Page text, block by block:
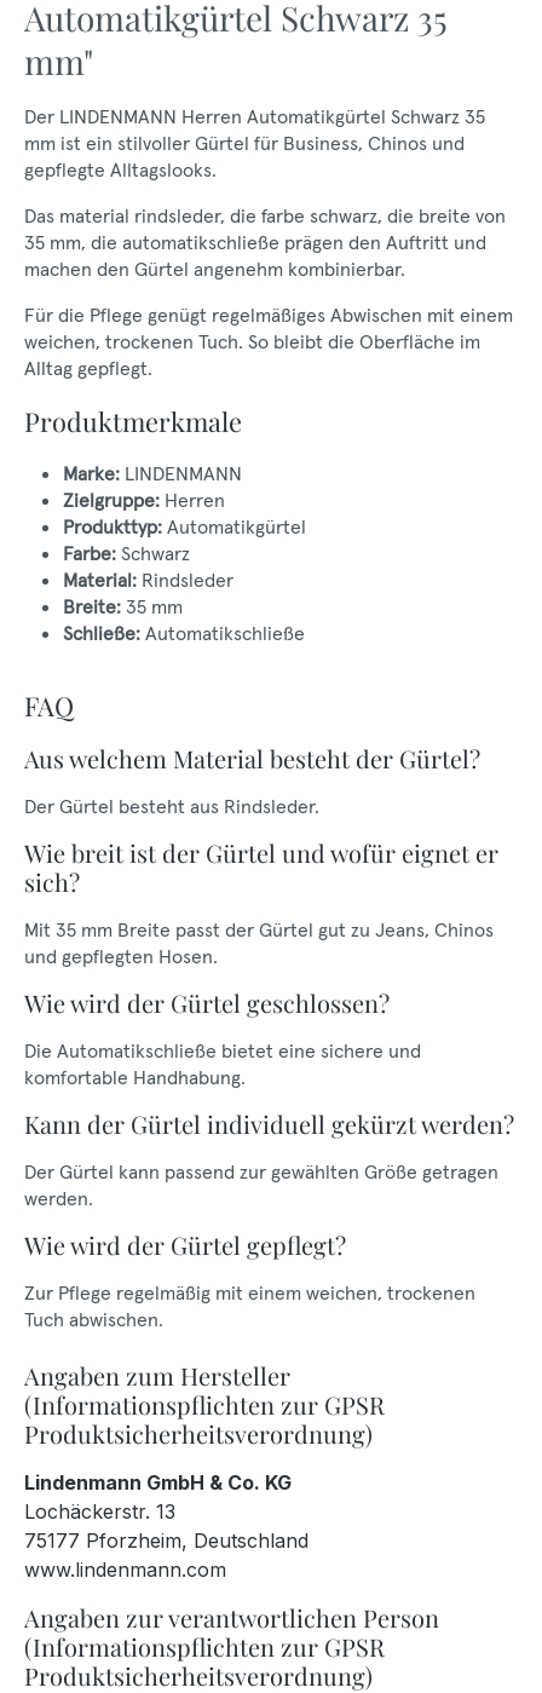
Automatikgürtel Schwarz 35
mm"
Der LINDENMANN Herren Automatikgürtel Schwarz 35
mm ist ein stilvoller Gürtel für Business, Chinos und
gepflegte Alltagslooks.
Das material rindsleder, die farbe schwarz, die breite von
35 mm, die automatikschließe prägen den Auftritt und
machen den Gürtel angenehm kombinierbar.
Für die Pflege genügt regelmäßiges Abwischen mit einem
weichen, trockenen Tuch. So bleibt die Oberfläche im
Alltag gepflegt.
Produktmerkmale
Marke: LINDENMANN
Zielgruppe: Herren
Produkttyp: Automatikgürtel
Farbe: Schwarz
Material: Rindsleder
Breite: 35 mm
Schließe: Automatikschließe
FAQ
Aus welchem Material besteht der Gürtel?
Der Gürtel besteht aus Rindsleder.
Wie breit ist der Gürtel und wofür eignet er
sich?
Mit 35 mm Breite passt der Gürtel gut zu Jeans, Chinos
und gepflegten Hosen.
Wie wird der Gürtel geschlossen?
Die Automatikschließe bietet eine sichere und
komfortable Handhabung.
Kann der Gürtel individuell gekürzt werden?
Der Gürtel kann passend zur gewählten Größe getragen
werden.
Wie wird der Gürtel gepflegt?
Zur Pflege regelmäßig mit einem weichen, trockenen
Tuch abwischen.
Angaben zum Hersteller
(Informationspflichten zur GPSR
Produktsicherheitsverordnung)
Lindenmann GmbH & Co. KG
Lochäckerstr. 13
75177 Pforzheim, Deutschland
www.lindenmann.com
Angaben zur verantwortlichen Person
(Informationspflichten zur GPSR
Produktsicherheitsverordnung)